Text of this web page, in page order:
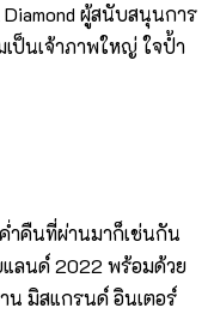
ผู้สนับสนุนการ
ป็นเจ้าภาพใหญ่ ใจป้ำ
ำคืนที่ผ่านมาก็เช่นกัน
แลนด์ 2022 พร้อมด้วย
น มิสแกรนด์ อินเตอร์